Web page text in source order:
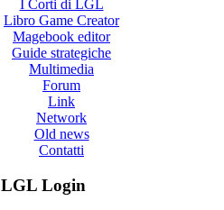
I Corti di LGL
Libro Game Creator
Magebook editor
Guide strategiche
Multimedia
Forum
Link
Network
Old news
Contatti
LGL Login